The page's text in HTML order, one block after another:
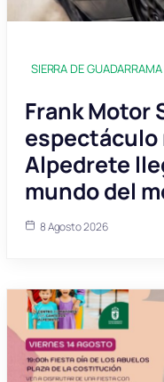
SIERRA DE GUADARRAMA
Frank Motor
espectáculo
Alpedrete
mundo del
8 Agosto 2026